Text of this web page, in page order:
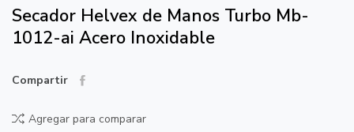
Secador Helvex de Manos Turbo Mb-
1012-ai Acero Inoxidable
Compartir
Agregar para comparar